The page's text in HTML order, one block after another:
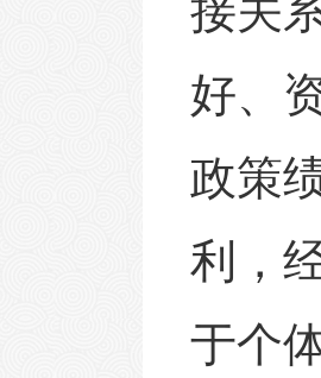
接关
好、
政策
利，
于个